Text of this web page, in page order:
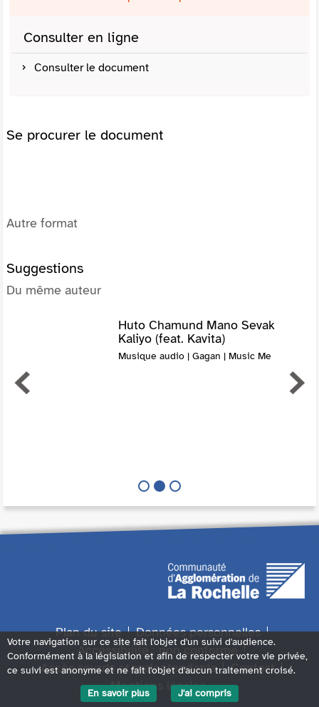
Consulter en ligne
Consulter le document
Se procurer le document
Autre format
Suggestions
Du même auteur
Huto Chamund Mano Sevak
Kaliyo (feat. Kavita)
Musique audio | Gagan | Music Me
Plan du site
Données personnelles
Accessibilité : non conforme
Accès sourds et malentendants
Contact
Mentions légales
Votre navigation sur ce site fait l'objet d'un suivi d'audience.
Conformément à la législation et afin de respecter votre vie privée,
ce suivi est anonyme et ne fait l'objet d'aucun traitement croisé.
En savoir plus
J'ai compris